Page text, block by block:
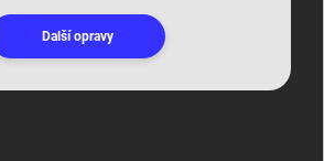
Další opravy